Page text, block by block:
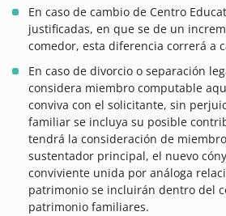
En caso de cambio de Centro
justificadas, en que se de un
comedor, esta diferencia correrá a
En caso de divorcio o separación
considera miembro computable
conviva con el solicitante, sin
familiar se incluya su posible
tendrá la consideración de
sustentador principal, el nuevo
conviviente unida por análoga
patrimonio se incluirán dentro del
patrimonio familiares.